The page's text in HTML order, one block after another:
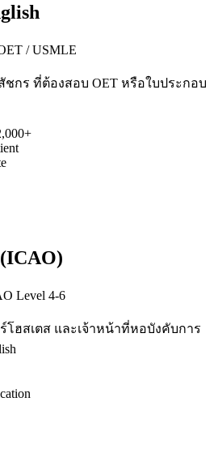
/ USMLE
กร ที่ต้องสอบ OET หรือใบประกอบ
Level 4-6
ฮสเตส และเจ้าหน้าที่หอบังคับการ